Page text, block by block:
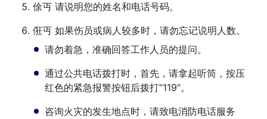
俆丏 请说明您的姓名和电话号码。
俇丏 如果伤员或病人较多时，请勿忘记说明人数。
请勿着急，准确回答工作人员的提问。
通过公共电话拨打时，首先，请拿起听筒，按压
红色的紧急报警按钮后拨打“119”。
咨询火灾的发生地点时，请致电消防电话服务